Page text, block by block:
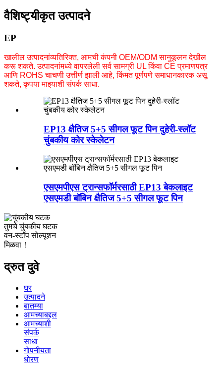
वैशिष्ट्यीकृत उत्पादने
EP
खालील उत्पादनांव्यतिरिक्त, आमची कंपनी OEM/ODM सानुकूलन देखील
करू शकते. उत्पादनांमध्ये वापरलेली सर्व सामग्री UL किंवा CE प्रमाणपत्र
आणि ROHS चाचणी उत्तीर्ण झाली आहे, किंमत पूर्णपणे समाधानकारक असू
शकते, कृपया माझ्याशी संपर्क साधा.
EP13 क्षैतिज 5+5 सीगल फूट पिन दुहेरी-स्लॉट
चुंबकीय कोर स्केलेटन
एसएमपीएस ट्रान्सफॉर्मरसाठी EP13 बेकलाइट
एसएमडी बॉबिन क्षैतिज 5+5 सीगल फूट पिन
तुमचे चुंबकीय घटक
वन-स्टॉप सोल्यूशन
मिळवा！
द्रुत दुवे
घर
उत्पादने
बातम्या
आमच्याबद्दल
आमच्याशी
संपर्क
साधा
गोपनीयता
धोरण